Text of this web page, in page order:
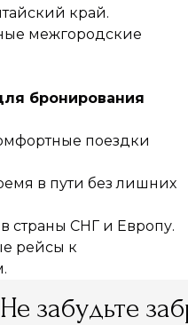
край.
межгородские
бронирования
поездки
в пути без лишних
страны СНГ и Европу.
рейсы к
Не забудьте